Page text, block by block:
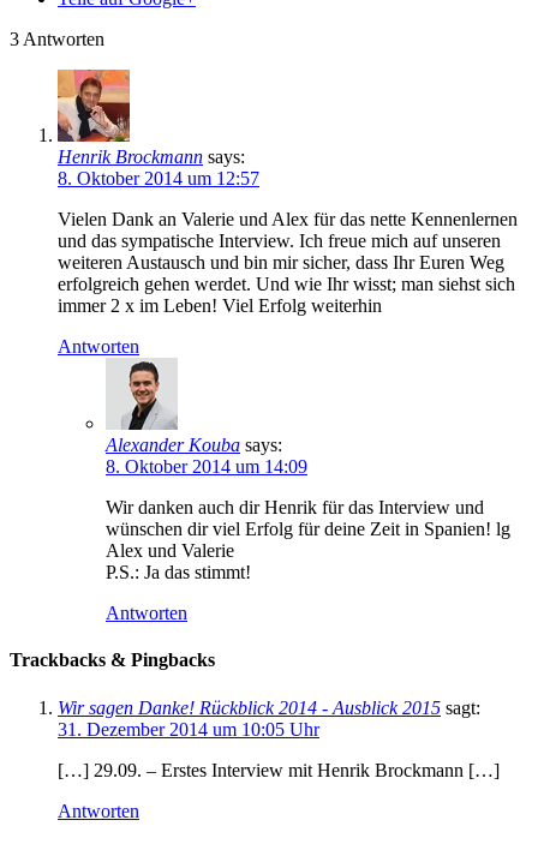
3 Antworten
Henrik Brockmann says:
8. Oktober 2014 um 12:57
Vielen Dank an Valerie und Alex für das nette Kennenlernen
und das sympatische Interview. Ich freue mich auf unseren
weiteren Austausch und bin mir sicher, dass Ihr Euren Weg
erfolgreich gehen werdet. Und wie Ihr wisst; man siehst sich
immer 2 x im Leben! Viel Erfolg weiterhin
Antworten
Alexander Kouba says:
8. Oktober 2014 um 14:09
Wir danken auch dir Henrik für das Interview und
wünschen dir viel Erfolg für deine Zeit in Spanien! lg
Alex und Valerie
P.S.: Ja das stimmt!
Antworten
Trackbacks & Pingbacks
Wir sagen Danke! Rückblick 2014 - Ausblick 2015 sagt:
31. Dezember 2014 um 10:05 Uhr
[…] 29.09. – Erstes Interview mit Henrik Brockmann […]
Antworten